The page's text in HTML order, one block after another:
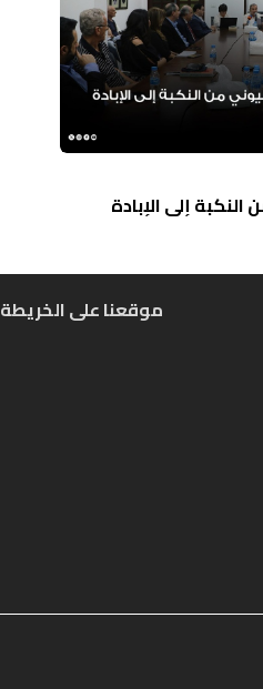
إلى الإبادة
موقعنا على الخريطة